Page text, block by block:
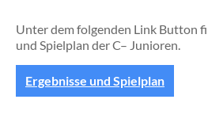
Unter dem folgenden Link Button
und Spielplan der C– Junioren.
Ergebnisse und Spielplan